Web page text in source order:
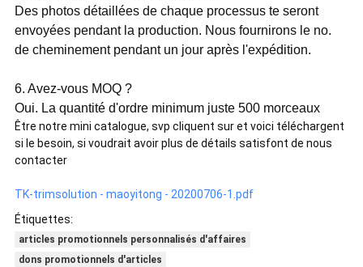
Des photos détaillées de chaque processus te seront
envoyées pendant la production. Nous fournirons le no.
de cheminement pendant un jour après l'expédition.
6. Avez-vous MOQ ?
Oui. La quantité d'ordre minimum juste 500 morceaux
Être notre mini catalogue, svp cliquent sur et voici téléchargent
si le besoin, si voudrait avoir plus de détails satisfont de nous
contacter
TK-trimsolution - maoyitong - 20200706-1.pdf
Étiquettes:
articles promotionnels personnalisés d'affaires
dons promotionnels d'articles